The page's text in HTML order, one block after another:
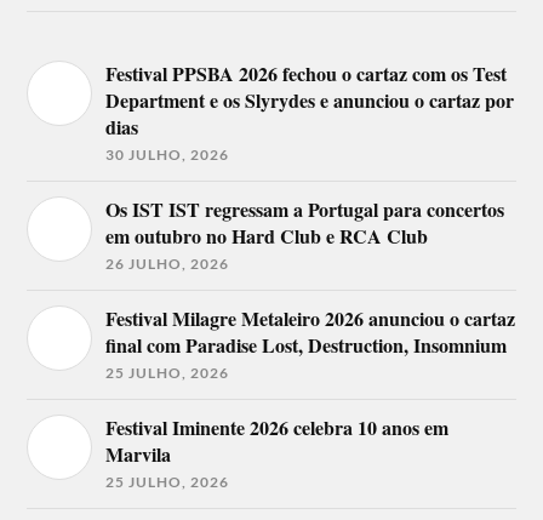
Festival PPSBA 2026 fechou o cartaz com os Test
Department e os Slyrydes e anunciou o cartaz por
dias
30 JULHO, 2026
Os IST IST regressam a Portugal para concertos
em outubro no Hard Club e RCA Club
26 JULHO, 2026
Festival Milagre Metaleiro 2026 anunciou o cartaz
final com Paradise Lost, Destruction, Insomnium
25 JULHO, 2026
Festival Iminente 2026 celebra 10 anos em
Marvila
25 JULHO, 2026